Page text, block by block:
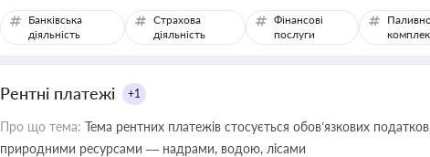
Банківська
діяльність
Страхова
діяльність
Фінансові
послуги
Рентні платежі +1
Про що тема: Тема рентних платежів стосується обов’язкових
природними ресурсами — надрами, водою, лісами